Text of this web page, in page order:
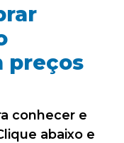
preços
conhecer e
abaixo e